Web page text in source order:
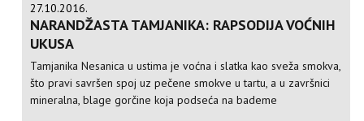
27.10.2016.
NARANDŽASTA TAMJANIKA: RAPSODIJA VOĆNIH
UKUSA
Tamjanika Nesanica u ustima je voćna i slatka kao sveža smokva,
što pravi savršen spoj uz pečene smokve u tartu, a u završnici
mineralna, blage gorčine koja podseća na bademe